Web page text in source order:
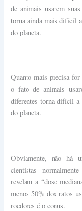
de animais usarem
torna ainda mais difícil
do planeta.
Quanto mais precisa for
o fato de animais
diferentes torna difícil a
do planeta.
Obviamente, não há
cientistas
revelam a “dose
menos 50% dos ratos
roedores é o conus.